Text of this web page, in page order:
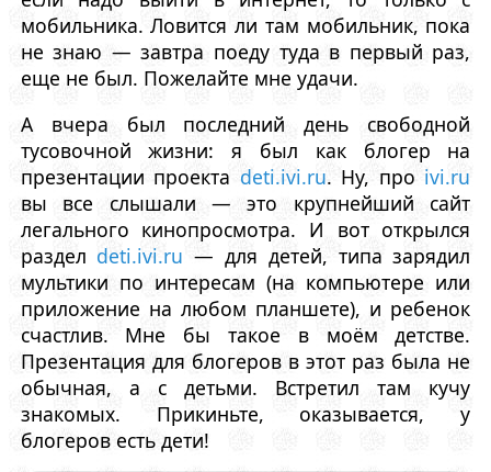
мобильника. Ловится ли там мобильник, пока
не знаю — завтра поеду туда в первый раз,
еще не был. Пожелайте мне удачи.
А вчера был последний день свободной
тусовочной жизни: я был как блогер на
презентации проекта deti.ivi.ru. Ну, про ivi.ru
вы все слышали — это крупнейший сайт
легального кинопросмотра. И вот открылся
раздел deti.ivi.ru — для детей, типа зарядил
мультики по интересам (на компьютере или
приложение на любом планшете), и ребенок
счастлив. Мне бы такое в моём детстве.
Презентация для блогеров в этот раз была не
обычная, а с детьми. Встретил там кучу
знакомых. Прикиньте, оказывается, у
блогеров есть дети!